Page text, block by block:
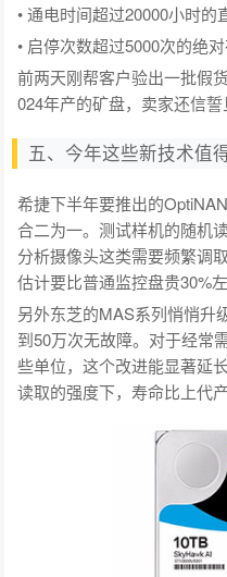
• 通电时间超过20000小时的
• 启停次数超过5000次的绝
前两天刚帮客户验出一批假
024年产的矿盘，卖家还信誓
五、今年这些新技术值
希捷下半年要推出的
合二为一。测试样机的随机
分析摄像头这类需要频繁调
估计要比普通监控盘贵30%左
另外东芝的MAS系列悄悄升
到50万次无故障。对于经常
些单位，这个改进能显著延
读取的强度下，寿命比上代